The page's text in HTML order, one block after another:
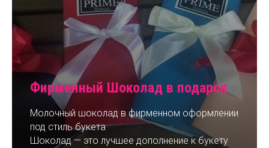
Фирменный Шоколад в подарок
Молочный шоколад в фирменном оформлении
под стиль букета
Шоколад — это лучшее дополнение к букету